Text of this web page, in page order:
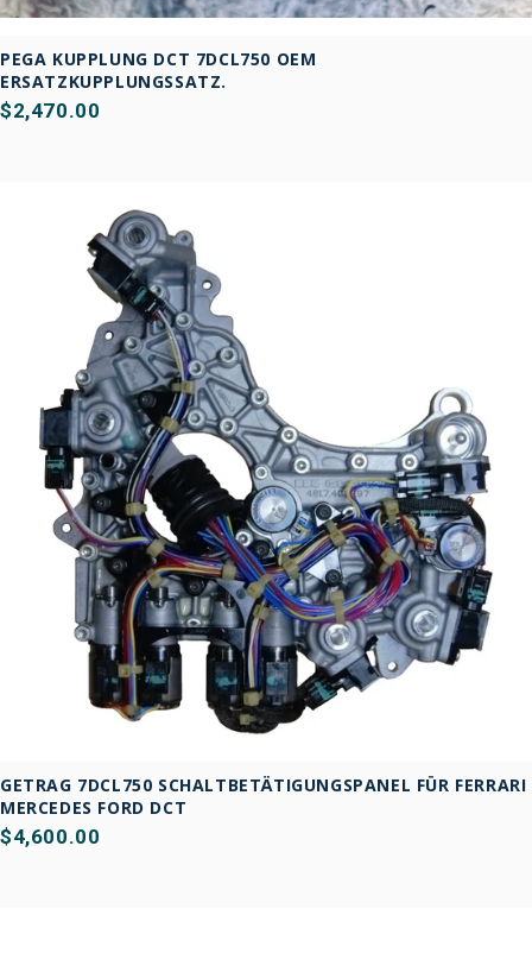
PEGA KUPPLUNG DCT 7DCL750 OEM
ERSATZKUPPLUNGSSATZ.
$2,470.00
GETRAG 7DCL750 SCHALTBETÄTIGUNGSPANEL FÜR FERRARI
MERCEDES FORD DCT
$4,600.00